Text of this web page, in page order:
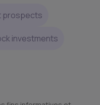
prospects
investments